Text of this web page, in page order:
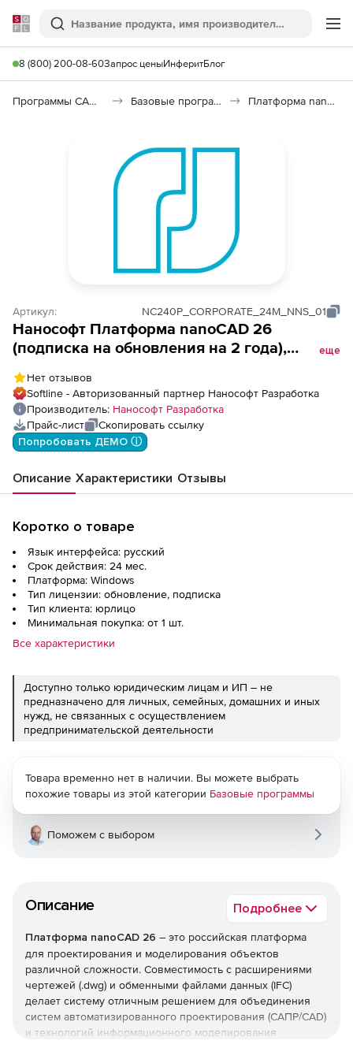
Softline
Поиск
8 (800) 200-08-60Запрос ценыИнферитБлог
Программы САПР и ГИС Базовые программы Платформа nanoCAD 26
Артикул: NC240P_CORPORATE_24M_NNS_01
Нанософт Платформа nanoCAD 26
(подписка на обновления на 2 года),
Организация), update subscription на 2
года
еще
Нет отзывов
Softline - Авторизованный партнер Нанософт Разработка
Производитель: Нанософт Разработка
Прайс-лист
Скопировать ссылку
Попробовать ДЕМО ⓘ
Описание Характеристики Отзывы
Коротко о товаре
Язык интерфейса: русский
Срок действия: 24 мес.
Платформа: Windows
Тип лицензии: обновление, подписка
Тип клиента: юрлицо
Минимальная покупка: от 1 шт.
Все характеристики
Доступно только юридическим лицам и ИП – не
предназначено для личных, семейных, домашних и иных
нужд, не связанных с осуществлением
предпринимательской деятельности
Описание Подробнее
Платформа nanoCAD 26 – это российская платформа
для проектирования и моделирования объектов
различной сложности. Совместимость с расширениями
чертежей (.dwg) и обменными файлами данных (IFC)
делает систему отличным решением для объединения
систем автоматизированного проектирования (САПР/CAD)
и технологий информационного моделирования
Товара временно нет в наличии. Вы можете выбрать
похожие товары из этой категории Базовые программы
Поможем с выбором